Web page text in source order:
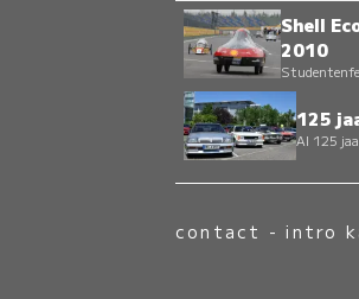
Shell
2010
125
Al 125
contact -intro